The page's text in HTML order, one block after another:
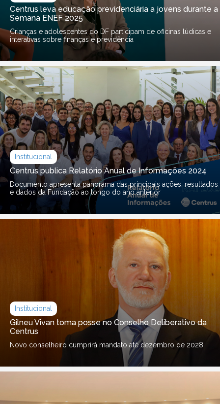
Centrus leva educação previdenciária a jovens durante a
Semana ENEF 2025
Crianças e adolescentes do DF participam de oficinas lúdicas e
interativas sobre finanças e previdência
Institucional
Centrus publica Relatório Anual de Informações 2024
Documento apresenta panorama das principais ações, resultados
e dados da Fundação ao longo do ano anterior
Institucional
Gilneu Vivan toma posse no Conselho Deliberativo da
Centrus
Novo conselheiro cumprirá mandato até dezembro de 2028